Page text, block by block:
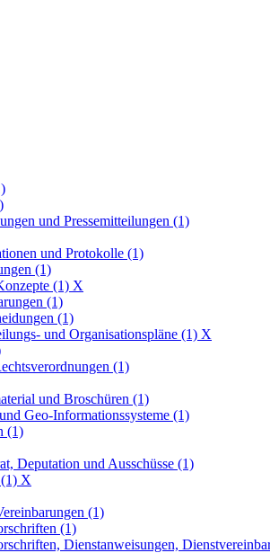
und Pressemitteilungen (1)
und Protokolle (1)
(1)
(1) X
(1)
(1)
und Organisationspläne (1) X
(1)
und Broschüren (1)
Geo-Informationssysteme (1)
(1)
Deputation und Ausschüsse (1)
X
(1)
(1)
Dienstanweisungen,